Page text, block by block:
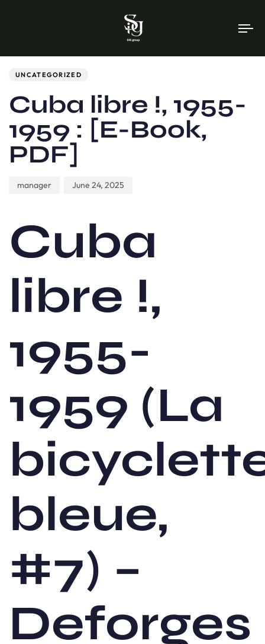
UNCATEGORIZED
Cuba libre !, 1955-
1959 : [E-Book,
PDF]
manager June 24, 2025
Cuba
libre !,
1955-
1959 (La
bleue,
#7) –
Deforges